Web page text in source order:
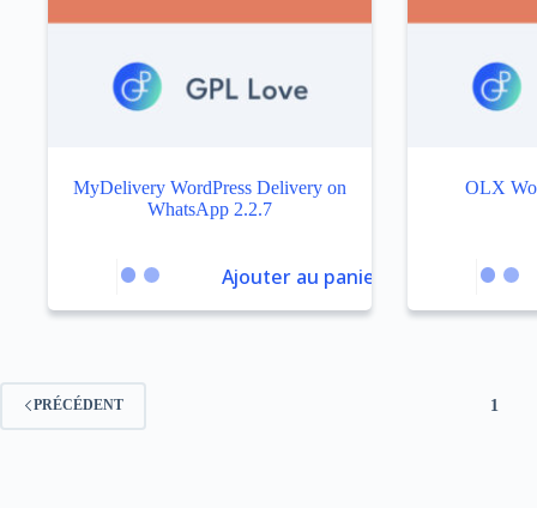
MyDelivery WordPress Delivery on
WhatsApp 2.2.7
Ajouter au panier
OLX
PRÉCÉDENT 1